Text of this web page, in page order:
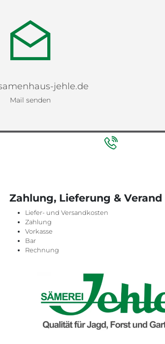
jehle.de
Mail senden
Zahlung, Lieferung & Verand
Liefer- und Versandkosten
Zahlung
Vorkasse
Bar
Rechnung